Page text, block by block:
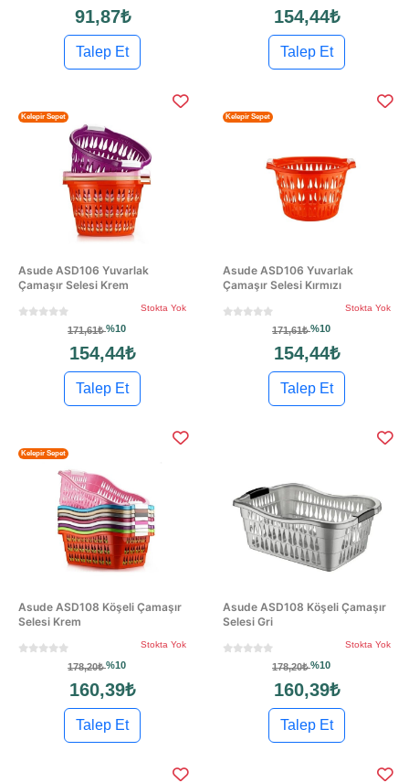
91,87₺
Talep Et
154,44₺
Talep Et
Asude ASD106 Yuvarlak
Çamaşır Selesi Krem
Kelepir Sepet
Stokta Yok
171,61₺%10
154,44₺
Talep Et
Asude ASD106 Yuvarlak
Çamaşır Selesi Kırmızı
Kelepir Sepet
Stokta Yok
171,61₺%10
154,44₺
Talep Et
Asude ASD108 Köşeli Çamaşır
Selesi Krem
Kelepir Sepet
Stokta Yok
178,20₺%10
160,39₺
Talep Et
Asude ASD108 Köşeli Çamaşır
Selesi Gri
Stokta Yok
178,20₺%10
160,39₺
Talep Et